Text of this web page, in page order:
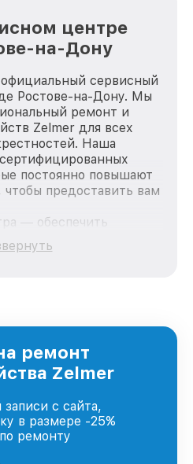
центре
на-Дону
сервисный
Ростове-на-Дону. Мы
ремонт и
Zelmer для всех
Наша
постоянно повышают
предоставить вам
— обеспечить
ремонт для
продукции Zelmer, вне
повышая уровень
наших клиентов.
ремонт
Zelmer
с сайта,
в размере -25%
ремонту